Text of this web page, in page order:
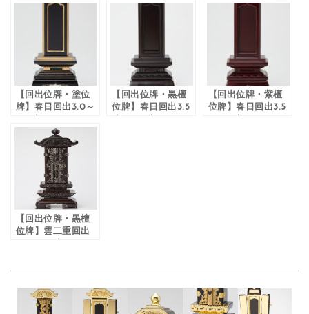
【回出位牌・塗位
牌】春日回出3.0～
【回出位牌・黒檀
位牌】春日回出3.5
【回出位牌・紫檀
位牌】春日回出3.5
【回出位牌・黒檀
位牌】雲二重回出